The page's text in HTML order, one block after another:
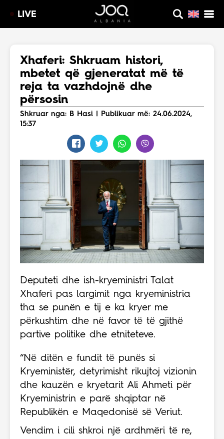
LIVE
Xhaferi: Shkruam histori,
mbetet që gjeneratat më të
reja ta vazhdojnë dhe
përsosin
Shkruar nga: B Hasi | Publikuar më: 24.06.2024,
15:37
Deputeti dhe ish-kryeministri Talat
Xhaferi pas largimit nga kryeministria
tha se punën e tij e ka kryer me
përkushtim dhe në favor të të gjithë
partive politike dhe etniteteve.
“Në ditën e fundit të punës si
Kryeministër, detyrimisht rikujtoj vizionin
dhe kauzën e kryetarit Ali Ahmeti për
Kryeministrin e parë shqiptar në
Republikën e Maqedonisë së Veriut.
Vendim i cili shkroi një ardhmëri të re,